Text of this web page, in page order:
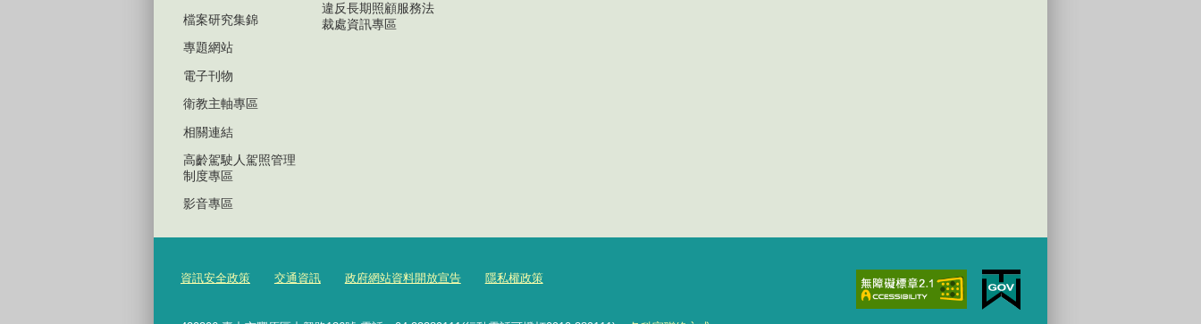
檔案研究集錦
專題網站
電子刊物
衛教主軸專區
相關連結
高齡駕駛人駕照管理
制度專區
影音專區
違反長期照顧服務法
裁處資訊專區
資訊安全政策 交通資訊 政府網站資料開放宣告 隱私權政策